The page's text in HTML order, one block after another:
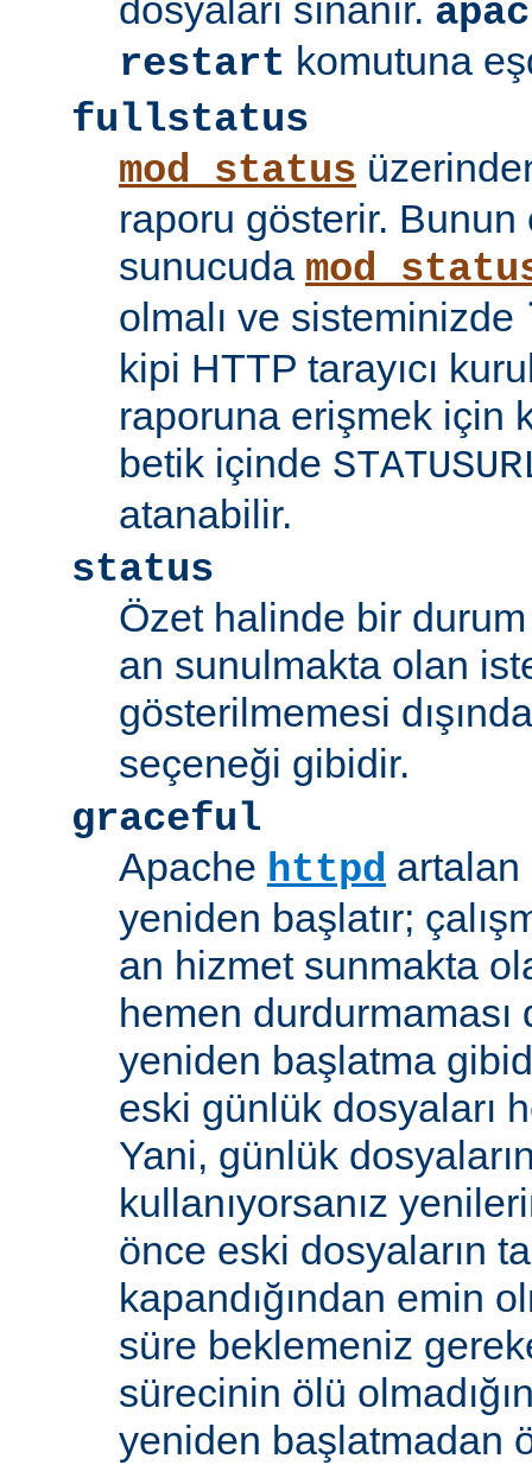
dosyaları sınanır.
restart komutuna
fullstatus
mod_status
raporu gösterir. Bunun
sunucuda
olmalı ve sisteminizde
kipi HTTP tarayıcı
raporuna erişmek için
betik içinde
atanabilir.
status
Özet halinde bir
an sunulmakta olan
gösterilmemesi
seçeneği gibidir.
graceful
Apache httpd
yeniden başlatır;
an hizmet sunmakta
hemen durdurmaması
yeniden başlatma
eski günlük dosyaları
Yani, günlük
kullanıyorsanız
önce eski dosyaların
kapandığından emin
süre beklemeniz
sürecinin ölü
yeniden başlatmadan